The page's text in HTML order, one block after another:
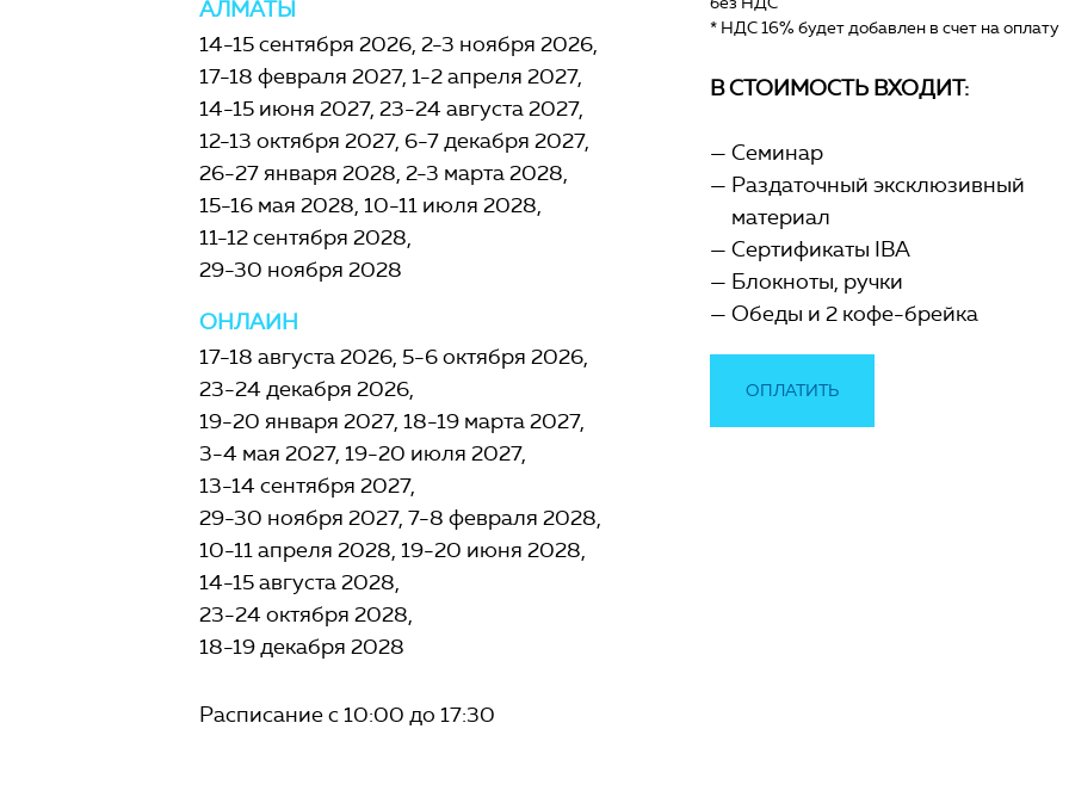
АЛМАТЫ
14-15 сентября 2026 2-3 ноября 2026
17-18 февраля 2027 1-2 апреля 2027
14-15 июня 2027 23-24 августа 2027
12-13 октября 2027 6-7 декабря 2027
26-27 января 2028 2-3 марта 2028
15-16 мая 2028 10-11 июля 2028
11-12 сентября 2028
29-30 ноября 2028
ОНЛАЙН
17-18 августа 2026 5-6 октября 2026
23-24 декабря 2026
19-20 января 2027 18-19 марта 2027
3-4 мая 2027 19-20 июля 2027
13-14 сентября 2027
29-30 ноября 2027 7-8 февраля 2028
10-11 апреля 2028 19-20 июня 2028
14-15 августа 2028
23-24 октября 2028
18-19 декабря 2028
Расписание с 10:00 до 17:30
* НДС 16% будет добавлен в счет на оплату
В СТОИМОСТЬ ВХОДИТ:
Семинар
Раздаточный эксклюзивный
материал
Сертификаты IBA
Блокноты, ручки
Обеды и 2 кофе-брейка
ОПЛАТИТЬ